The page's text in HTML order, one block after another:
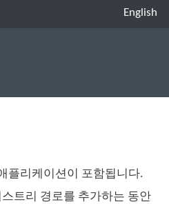
English
플리케이션이 포함됩니다.
트리 경로를 추가하는 동안